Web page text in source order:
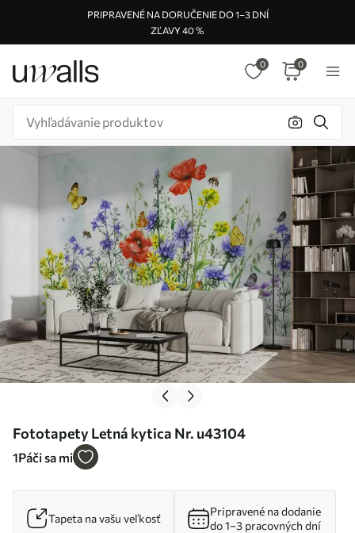
PRIPRAVENÉ NA DORUČENIE DO 1–3 DNÍ
ZĽAVY 40 %
0 0
Fototapety Letná kytica Nr. u43104
1Páči sa mi
Tapeta na vašu veľkosť
Pripravené na dodanie
do 1–3 pracovných dní